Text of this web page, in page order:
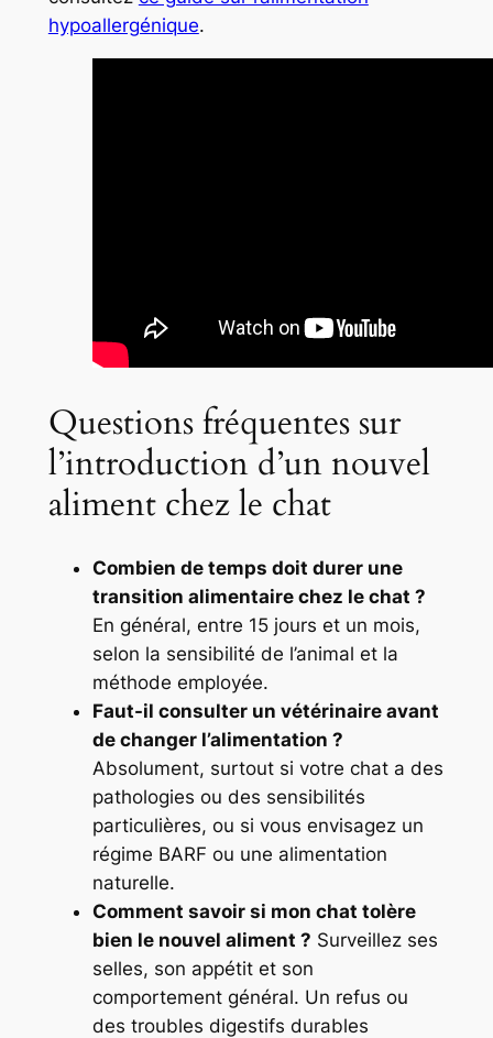
hypoallergénique.
Questions fréquentes sur
l’introduction d’un nouvel
aliment chez le chat
Combien de temps doit durer une
transition alimentaire chez le chat ?
En général, entre 15 jours et un mois,
selon la sensibilité de l’animal et la
méthode employée.
Faut-il consulter un vétérinaire avant
de changer l’alimentation ?
Absolument, surtout si votre chat a des
pathologies ou des sensibilités
particulières, ou si vous envisagez un
régime BARF ou une alimentation
naturelle.
Comment savoir si mon chat tolère
bien le nouvel aliment ? Surveillez ses
selles, son appétit et son
comportement général. Un refus ou
des troubles digestifs durables